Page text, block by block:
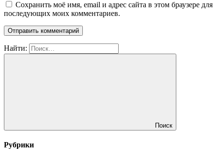
Сохранить моё имя, email и адрес сайта в этом браузере для
последующих моих комментариев.
Найти:
Поиск
Рубрики